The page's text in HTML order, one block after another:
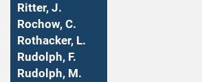
Ritter, J.
Rochow, C.
Rothacker, L.
Rudolph, F.
Rudolph, M.